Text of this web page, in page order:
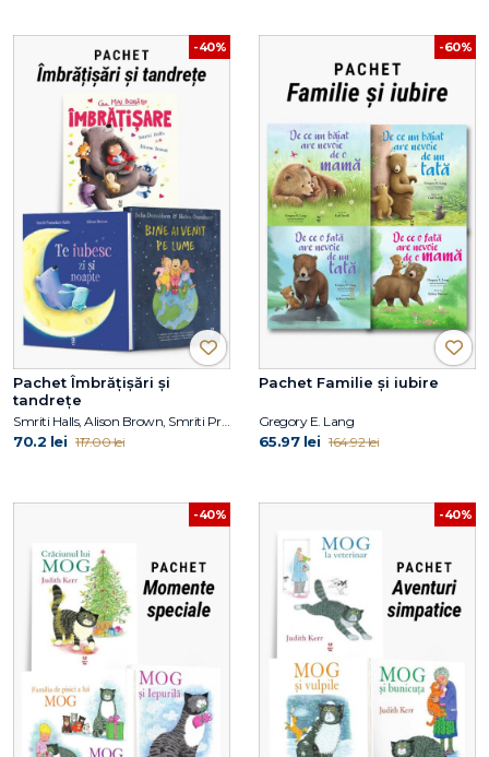
-40%
Pachet Îmbrățișări și
tandrețe
Smriti Halls, Alison Brown, Smriti Prasadam-Halls, Julia Donaldson
70.2 lei 117.00 lei
-60%
Pachet Familie și iubire
Gregory E. Lang
65.97 lei 164.92 lei
-40% -40%